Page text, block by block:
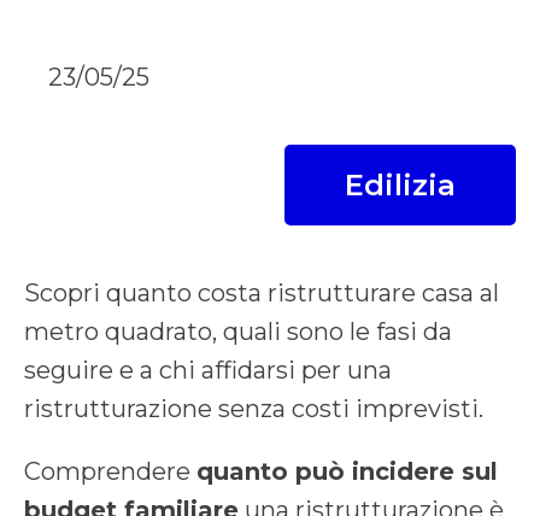
23/05/25
Edilizia
Scopri quanto costa ristrutturare casa al
metro quadrato, quali sono le fasi da
seguire e a chi affidarsi per una
ristrutturazione senza costi imprevisti.
Comprendere quanto può incidere sul
budget familiare una ristrutturazione è